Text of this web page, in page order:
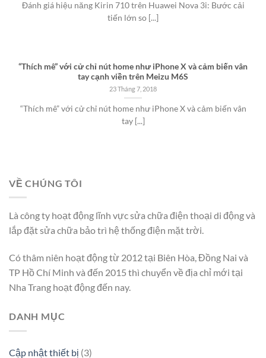
Đánh giá hiệu năng Kirin 710 trên Huawei Nova 3i: Bước cải
tiến lớn so [...]
“Thích mê” với cử chỉ nút home như iPhone X và cảm biến vân
tay cạnh viền trên Meizu M6S
23 Tháng 7, 2018
“Thích mê” với cử chỉ nút home như iPhone X và cảm biến vân
tay [...]
VỀ CHÚNG TÔI
Là công ty hoạt động lĩnh vực sửa chữa điện thoại di động và
lắp đặt sửa chữa bảo trì hệ thống điện mặt trời.
Có thâm niên hoạt động từ 2012 tại Biên Hòa, Đồng Nai và
TP Hồ Chí Minh và đến 2015 thì chuyển về địa chỉ mới tại
Nha Trang hoạt động đến nay.
DANH MỤC
Cập nhật thiết bị (3)